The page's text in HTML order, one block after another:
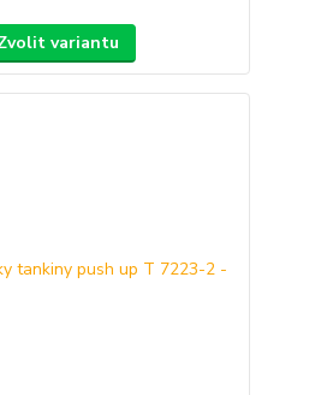
variantu